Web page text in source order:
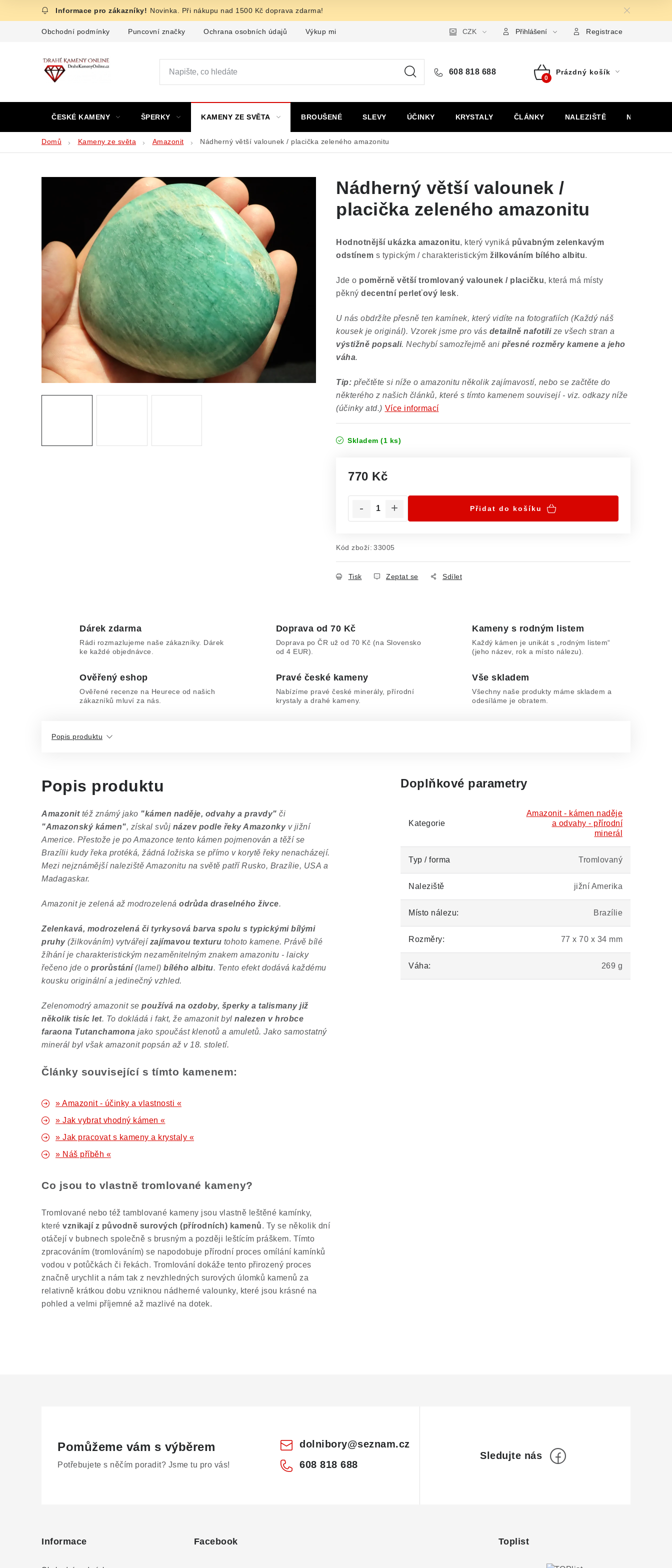
Novinka. Při nákupu nad 1500 Kč doprava zdarma!
Obchodní podmínky Puncovní značky Ochrana osobních údajů Výkup minerálů a drahých kamenů Formulář pro uplatnění reklamace Formulář pro odstoupení
CZK Přihlášení Registrace
608 818 688
Nákupní
Prázdný košík
ČESKÉ KAMENY ŠPERKY KAMENY ZE SVĚTA BROUŠENÉ SLEVY ÚČINKY KRYSTALY ČLÁNKY NALEZIŠTĚ NÁŠ PŘÍBĚH
Domů Kameny ze světa Amazonit Nádherný větší valounek / placička zeleného amazonitu
Nádherný větší valounek /
placička zeleného amazonitu
Hodnotnější ukázka amazonitu, který vyniká půvabným zelenkavým
odstínem s typickým / charakteristickým žilkováním bílého albitu.
Jde o poměrně větší tromlovaný valounek / placičku, která má místy
pěkný decentní perleťový lesk.
U nás obdržíte přesně ten kamínek, který vidíte na fotografiích (Každý náš
kousek je originál). Vzorek jsme pro vás detailně nafotilize všech stran a
výstižně popsali. Nechybí samozřejmě ani přesné rozměry kamene a jeho
váha.
Tip: přečtěte si níže o amazonitu několik zajímavostí, nebo se začtěte do
některého z našich článků, které s tímto kamenem souvisejí - viz. odkazy níže
(účinky atd.) Více informací
Skladem (1 ks)
770 Kč
Přidat do košíku
Kód zboží: 33005
Tisk Zeptat se Sdílet
Dárek zdarma
Rádi rozmazlujeme naše zákazníky. Dárek
ke každé objednávce.
Doprava od 70 Kč
Doprava po ČR už od 70 Kč (na Slovensko
od 4 EUR).
Kameny s rodným listem
Každý kámen je unikát s „rodným listem“
(jeho název, rok a místo nálezu).
Ověřený eshop
Ověřené recenze na Heurece od našich
zákazníků mluví za nás.
Pravé české kameny
Nabízíme pravé české minerály, přírodní
krystaly a drahé kameny.
Vše skladem
Všechny naše produkty máme skladem a
odesíláme je obratem.
Popis produktu
Popis produktu
Amazonittéž známý jako "kámen naděje, odvahy a pravdy" či
"Amazonský kámen", získal svůj název podle řeky Amazonkyv jižní
Americe. Přestože je po Amazonce tento kámen pojmenován a těží se
Brazílii kudy řeka protéká, žádná ložiska se přímo v korytě řeky nenacházejí.
Mezi nejznámější naleziště Amazonitu na světě patří Rusko, Brazílie, USA a
Madagaskar.
Amazonit je zelená až modrozelená odrůda draselného živce.
Zelenkavá, modrozelená či tyrkysová barva spolu s typickými bílými
pruhy(žilkováním) vytvářejí zajímavou texturu tohoto kamene. Právě bílé
žíhání je charakteristickým nezaměnitelným znakem amazonitu - laicky
řečeno jde o prorůstání (lamel) bílého albitu. Tento efekt dodává každému
kousku originální a jedinečný vzhled.
Zelenomodrý amazonit se používá na ozdoby, šperky a talismany již
několik tisíc let. To dokládá i fakt, že amazonit byl nalezen v hrobce
faraona Tutanchamona jako spoučást klenotů a amuletů. Jako samostatný
minerál byl však amazonit popsán až v 18. století.
Články související s tímto kamenem:
» Amazonit - účinky a vlastnosti «
» Jak vybrat vhodný kámen «
» Jak pracovat s kameny a krystaly «
» Náš příběh «
Co jsou to vlastně tromlované kameny?
Tromlované nebo též tamblované kameny jsou vlastně leštěné kamínky,
které vznikají z původně surových (přírodních) kamenů. Ty se několik dní
otáčejí v bubnech společně s brusným a později leštícím práškem. Tímto
zpracováním (tromlováním) se napodobuje přírodní proces omílání kamínků
vodou v potůčkách či řekách. Tromlování dokáže tento přirozený proces
značně urychlit a nám tak z nevzhledných surových úlomků kamenů za
relativně krátkou dobu vzniknou nádherné valounky, které jsou krásné na
pohled a velmi příjemné až mazlivé na dotek.
Doplňkové parametry
Kategorie
Amazonit - kámen naděje
a odvahy - přírodní
minerál
Typ / forma Tromlovaný
Naleziště jižní Amerika
Místo nálezu: Brazílie
Rozměry: 77 x 70 x 34 mm
Váha: 269 g
Pomůžeme vám s výběrem
Potřebujete s něčím poradit? Jsme tu pro vás!
dolnibory@seznam.cz
608 818 688
Informace Facebook Toplist